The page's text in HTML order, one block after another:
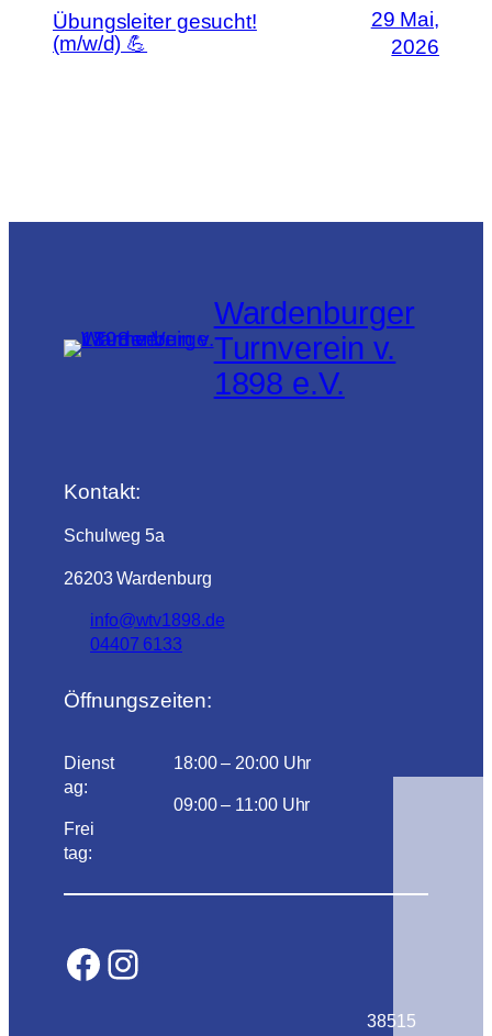
Übungsleiter gesucht!
(m/w/d) 💪
29 Mai,
2026
Wardenburger
Turnverein v.
1898 e.V.
Kontakt:
Schulweg 5a
26203 Wardenburg
info@wtv1898.de
04407 6133
Öffnungszeiten:
Dienst
ag:
Frei
tag:
18:00 – 20:00 Uhr
09:00 – 11:00 Uhr
Facebook Instagram
38515